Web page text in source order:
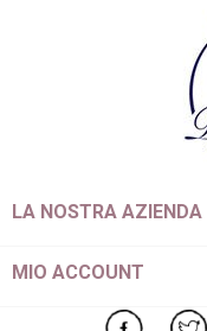
LA NOSTRA AZIENDA
MIO ACCOUNT